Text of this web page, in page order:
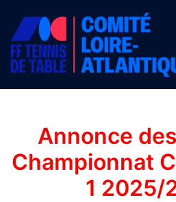
contenu
Annonce
Championnat
1 2025/